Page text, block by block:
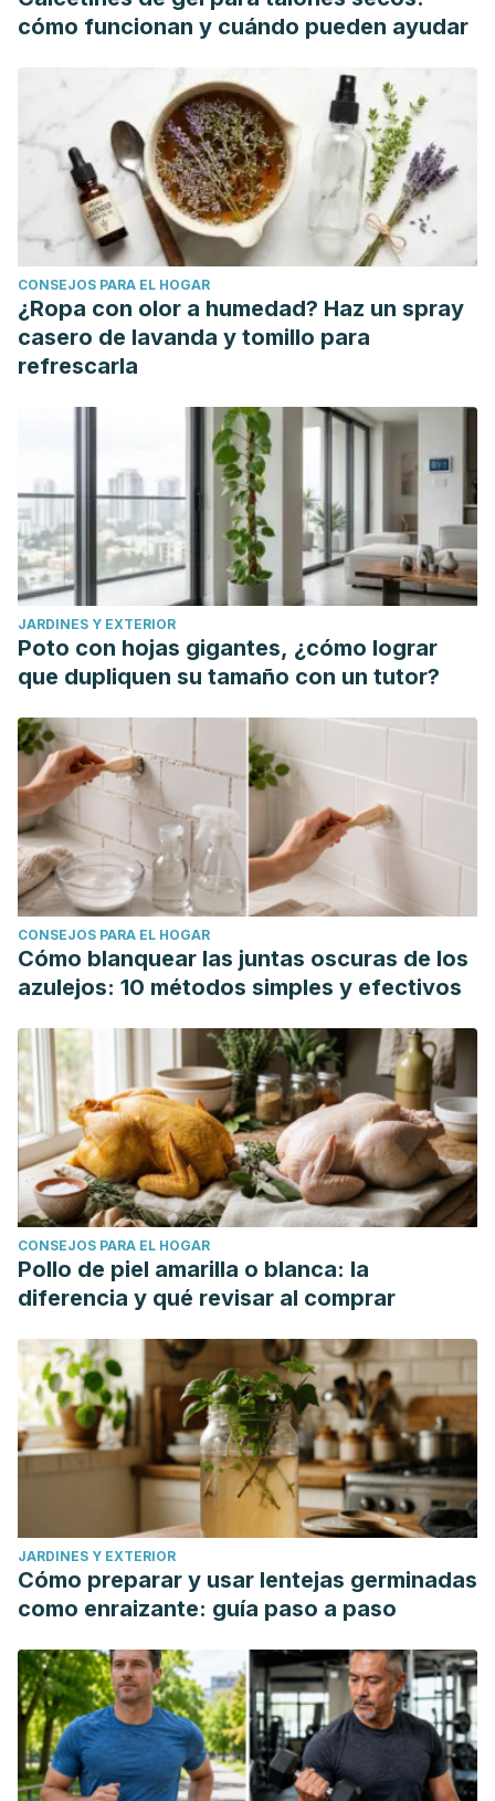
Online Publishing.
https://www.researchgate.net/publication/
Fulgoni, V. L., Brauchla, M., Fleige, L., & Chu, Y. (2019).
Oatmeal-Containing Breakfast is Associated with Better Diet
Quality and Higher Intake of Key Food Groups and
Nutrients Compared to Other Breakfasts in Children.
Nutrients, 11
(5), 1-13.
https://pmc.ncbi.nlm.nih.gov/articles/PMC6567219/
Jáuregui Lobera, I. (2017). Dietas de moda, dietas milagro,
culto a las dietas... sin resultados / Fad diets, miracle diets,
diet cult… but no results.
Journal of Negative and No
Positive Results: JONNPR, 2
(3), 90-93.
Mathews, R., Shete, V., & Chu, Y. (2023). The effect of
cereal β‐glucan on body weight and adiposity: A review of
efficacy and mechanism of action.
Critical Reviews in Food
Science and Nutrition, 63
(19), 3838-3850.
https://www.tandfonline.com/doi/full/10.1080/
Paudel, D., Dhungana, B., Caffe, M., & Krishnan, P. (2021). A
Review of Health-Beneficial Properties of Oats.Foods
(Basel, Switzerland), 10
https://pmc.ncbi.nlm.nih.gov/articles/PMC8625765/
Shehzad, A., Rabail, R., Munir, S., Jan, H., Fernández-
Lázaro, D., & Aadil, R. M. (2023). Impact of Oats on Appetite
Hormones and Body Weight Management: A Review.
Current Nutrition Reports, 12 (1), 66-82.
https://pmc.ncbi.nlm.nih.gov/articles/PMC9930024/
cómo funcionan y cuándo pueden ayudar
CONSEJOS PARA EL HOGAR
¿Ropa con olor a humedad? Haz un spray
casero de lavanda y tomillo para
refrescarla
JARDINES Y EXTERIOR
Poto con hojas gigantes, ¿cómo lograr
que dupliquen su tamaño con un tutor?
CONSEJOS PARA EL HOGAR
Cómo blanquear las juntas oscuras de los
azulejos: 10 métodos simples y efectivos
CONSEJOS PARA EL HOGAR
Pollo de piel amarilla o blanca: la
diferencia y qué revisar al comprar
JARDINES Y EXTERIOR
Cómo preparar y usar lentejas germinadas
como enraizante: guía paso a paso